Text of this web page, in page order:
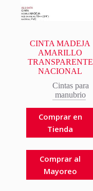
CINTA MADEJA
AMARILLO
TRANSPARENTE
NACIONAL
Cintas para
manubrio
Comprar en
Tienda
Comprar al
Mayoreo